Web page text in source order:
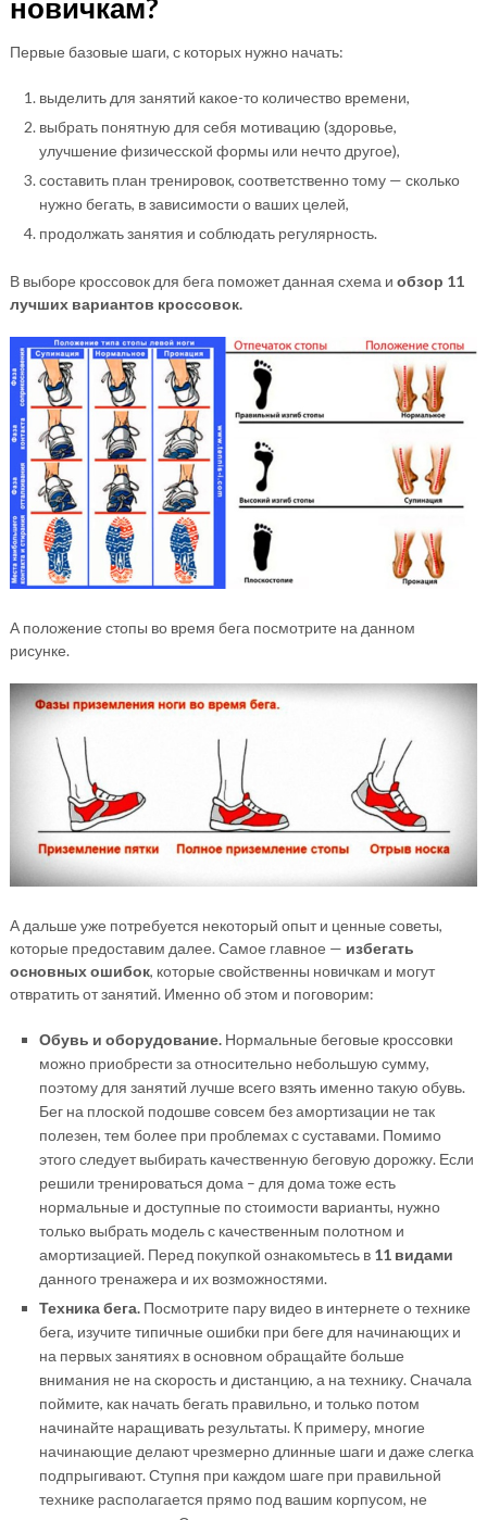
новичкам?
Первые базовые шаги, с которых нужно начать:
выделить для занятий какое-то количество времени,
выбрать понятную для себя мотивацию (здоровье,
улучшение физичесской формы или нечто другое),
составить план тренировок, соответственно тому — сколько
нужно бегать, в зависимости о ваших целей,
продолжать занятия и соблюдать регулярность.
В выборе кроссовок для бега поможет данная схема и обзор 11
лучших вариантов кроссовок.
А положение стопы во время бега посмотрите на данном
рисунке.
А дальше уже потребуется некоторый опыт и ценные советы,
которые предоставим далее. Самое главное — избегать
основных ошибок, которые свойственны новичкам и могут
отвратить от занятий. Именно об этом и поговорим:
Обувь и оборудование.Нормальные беговые кроссовки
можно приобрести за относительно небольшую сумму,
поэтому для занятий лучше всего взять именно такую обувь.
Бег на плоской подошве совсем без амортизации не так
полезен, тем более при проблемах с суставами. Помимо
этого следует выбирать качественную беговую дорожку. Если
решили тренироваться дома – для дома тоже есть
нормальные и доступные по стоимости варианты, нужно
только выбрать модель с качественным полотном и
амортизацией. Перед покупкой ознакомьтесь в 11 видами
данного тренажера и их возможностями.
Техника бега.Посмотрите пару видео в интернете о технике
бега, изучите типичные ошибки при беге для начинающих и
на первых занятиях в основном обращайте больше
внимания не на скорость и дистанцию, а на технику. Сначала
поймите, как начать бегать правильно, и только потом
начинайте наращивать результаты. К примеру, многие
начинающие делают чрезмерно длинные шаги и даже слегка
подпрыгивают. Ступня при каждом шаге при правильной
технике располагается прямо под вашим корпусом, не